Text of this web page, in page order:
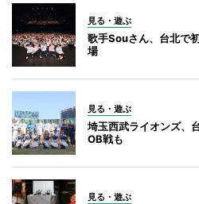
見る・遊ぶ
歌手Souさん、台北で
場
見る・遊ぶ
埼玉西武ライオンズ、
OB戦も
見る・遊ぶ